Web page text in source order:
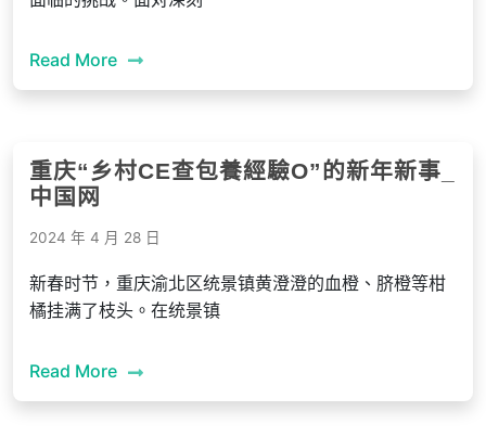
Read More
重庆“乡村CE查包養經驗O”的新年新事_
中国网
2024 年 4 月 28 日
新春时节，重庆渝北区统景镇黄澄澄的血橙、脐橙等柑
橘挂满了枝头。在统景镇
Read More